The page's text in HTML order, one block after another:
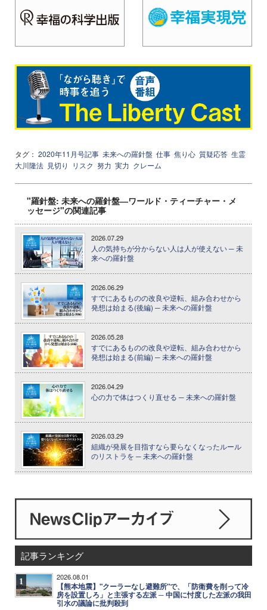
タグ： 2020年11月号記事 未来への羅針盤 仕事 焦り心 質疑応答 生霊
大川隆法 見切り リスク 努力 実力 クレーム
"羅針盤: 未来への羅針盤―ワールド・ティーチャー・メ
ッセージ"の関連記事
2026.07.29
人の気持ちが分からない人は人が使えない ─ 未
来への羅針盤
2026.06.29
すでにあるものの改良や逆転、組み合わせから
発想は始まる(後編) ─ 未来への羅針盤
2026.05.28
すでにあるものの改良や逆転、組み合わせから
発想は始まる(前編) ─ 未来への羅針盤
2026.04.29
心の力で体はつくり直せる ─ 未来への羅針盤
2026.03.29
組織が発展を目指すなら要らなくなったルール
のリストラを ─ 未来への羅針盤
記事ランキング
1 2026.08.01
【熊本地震】"クーラーなし避難所"で、「防衛費を削って冷
房を設置しろ」と主張する左派 ─ 中国に忖度した左派の我田
引水の議論に批判殺到